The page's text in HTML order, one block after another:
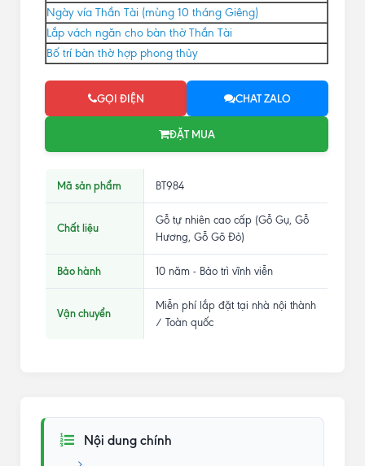
Ngày vía Thần Tài (mùng 10 tháng Giêng)
Lắp vách ngăn cho bàn thờ Thần Tài
Bố trí bàn thờ hợp phong thủy
GỌI ĐIỆN CHAT ZALO
ĐẶT MUA
Mã sản phẩm BT984
Chất liệu
Gỗ tự nhiên cao cấp (Gỗ Gụ, Gỗ
Hương, Gỗ Gõ Đỏ)
Bảo hành 10 năm - Bảo trì vĩnh viễn
Vận chuyển
Miễn phí lắp đặt tại nhà nội thành
/ Toàn quốc
Nội dung chính